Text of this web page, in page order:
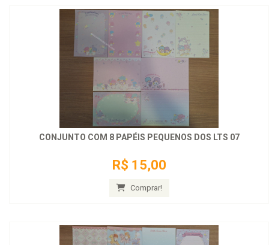
CONJUNTO COM 8 PAPÉIS PEQUENOS DOS LTS 07
R$ 15,00
Comprar!